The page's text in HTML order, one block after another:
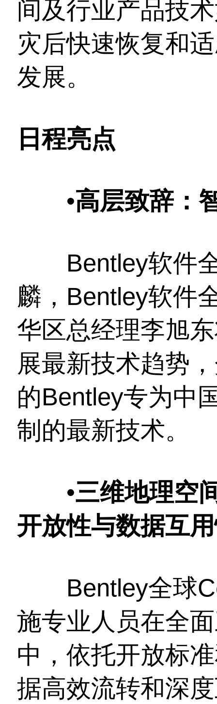
间及行业产品技
灾后快速恢复和
发展。
日程亮点
•高层致辞：
Bentley软件全
麟，Bentley软件
华区总经理李旭
展最新技术趋势
的Bentley专为中
制的最新技术。
•三维地理空
开放性与数据互
Bentley全球
施专业人员在全
中，依托开放标
据高效流转和深